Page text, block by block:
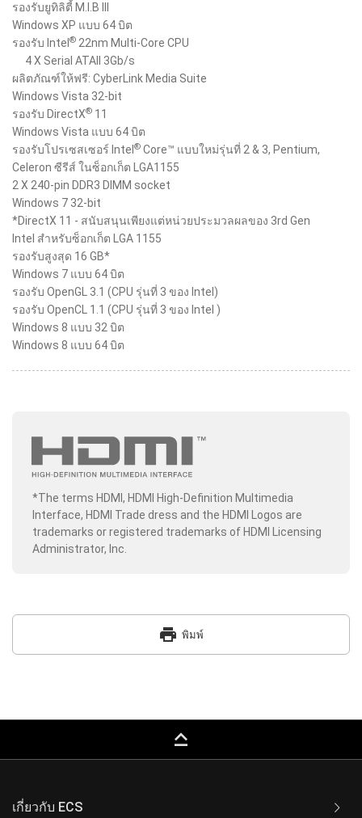
รองรับยูทิลิตี้ M.I.B III
Windows XP แบบ 64 บิต
รองรับ Intel ® 22nm Multi-Core CPU
4 X Serial ATAII 3Gb/s
ผลิตภัณฑ์ให้ฟรี: CyberLink Media Suite
Windows Vista 32-bit
รองรับ DirectX® 11
Windows Vista แบบ 64 บิต
รองรับโปรเซสเซอร์ Intel ® Core™ แบบใหม่รุ่นที่ 2 & 3, Pentium,
Celeron ซีรีส์ ในซ็อกเก็ต LGA1155
2 X 240-pin DDR3 DIMM socket
Windows 7 32-bit
*DirectX 11 - สนับสนุนเพียงแต่หน่วยประมวลผลของ 3rd Gen
Intel สำหรับซ็อกเก็ต LGA 1155
รองรับสูงสุด 16 GB*
Windows 7 แบบ 64 บิต
รองรับ OpenGL 3.1 (CPU รุ่นที่ 3 ของ Intel)
รองรับ OpenCL 1.1 (CPU รุ่นที่ 3 ของ Intel )
Windows 8 แบบ 32 บิต
Windows 8 แบบ 64 บิต
*The terms HDMI, HDMI High-Definition Multimedia
Interface, HDMI Trade dress and the HDMI Logos are
trademarks or registered trademarks of HDMI Licensing
Administrator, Inc.
print พิมพ์
keyboard_capslock
เกี่ยวกับ ECS